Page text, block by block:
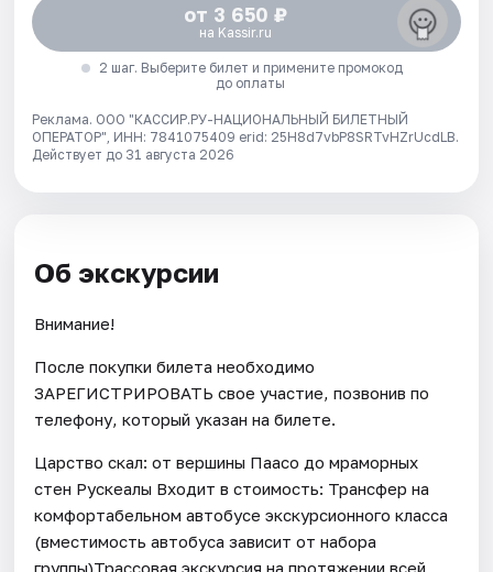
от 3 650 ₽
на Kassir.ru
2 шаг. Выберите билет и примените промокод
до оплаты
Реклама. ООО "КАССИР.РУ-НАЦИОНАЛЬНЫЙ БИЛЕТНЫЙ
ОПЕРАТОР", ИНН: 7841075409 erid: 25H8d7vbP8SRTvHZrUcdLB.
Действует до 31 августа 2026
Об экскурсии
Внимание!
После покупки билета необходимо
ЗАРЕГИСТРИРОВАТЬ свое участие, позвонив по
телефону, который указан на билете.
Царство скал: от вершины Паасо до мраморных
стен Рускеалы Входит в стоимость: Трансфер на
комфортабельном автобусе экскурсионного класса
(вместимость автобуса зависит от набора
группы)Трассовая экскурсия на протяжении всей